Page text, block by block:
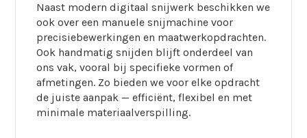
Naast modern digitaal snijwerk beschikken we
ook over een manuele snijmachine voor
precisiebewerkingen en maatwerkopdrachten.
Ook handmatig snijden blijft onderdeel van
ons vak, vooral bij specifieke vormen of
afmetingen. Zo bieden we voor elke opdracht
de juiste aanpak — efficiënt, flexibel en met
minimale materiaalverspilling.